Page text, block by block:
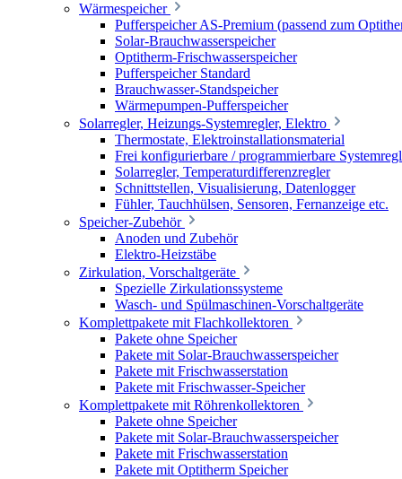
Wärmespeicher
Pufferspeicher AS-Premium (passend zum
Solar-Brauchwasserspeicher
Optitherm-Frischwasserspeicher
Pufferspeicher Standard
Brauchwasser-Standspeicher
Wärmepumpen-Pufferspeicher
Solarregler, Heizungs-Systemregler, Elektro
Thermostate, Elektroinstallationsmaterial
Frei konfigurierbare / programmierbare
Solarregler, Temperaturdifferenzregler
Schnittstellen, Visualisierung, Datenlogger
Fühler, Tauchhülsen, Sensoren, Fernanzeige etc.
Speicher-Zubehör
Anoden und Zubehör
Elektro-Heizstäbe
Zirkulation, Vorschaltgeräte
Spezielle Zirkulationssysteme
Wasch- und Spülmaschinen-Vorschaltgeräte
Komplettpakete mit Flachkollektoren
Pakete ohne Speicher
Pakete mit Solar-Brauchwasserspeicher
Pakete mit Frischwasserstation
Pakete mit Frischwasser-Speicher
Komplettpakete mit Röhrenkollektoren
Pakete ohne Speicher
Pakete mit Solar-Brauchwasserspeicher
Pakete mit Frischwasserstation
Pakete mit Optitherm Speicher